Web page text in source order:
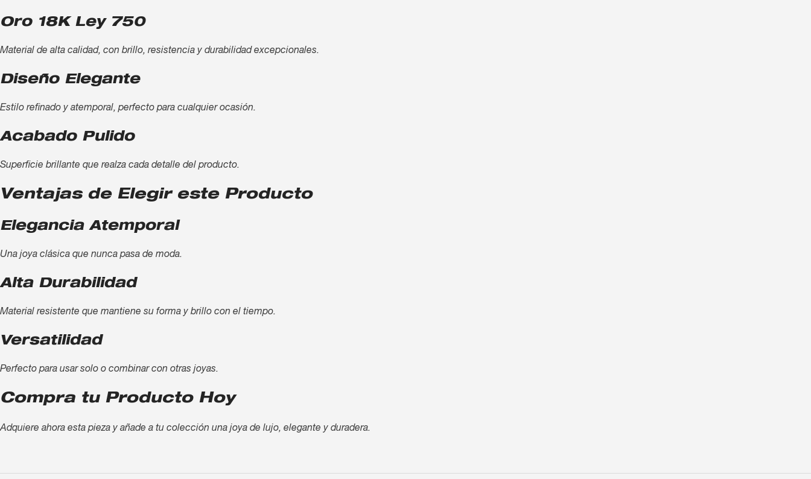
Oro 18K Ley 750
Material de alta calidad, con brillo, resistencia y durabilidad excepcionales.
Diseño Elegante
Estilo refinado y atemporal, perfecto para cualquier ocasión.
Acabado Pulido
Superficie brillante que realza cada detalle del producto.
Ventajas de Elegir este Producto
Elegancia Atemporal
Una joya clásica que nunca pasa de moda.
Alta Durabilidad
Material resistente que mantiene su forma y brillo con el tiempo.
Versatilidad
Perfecto para usar solo o combinar con otras joyas.
Compra tu Producto Hoy
Adquiere ahora esta pieza y añade a tu colección una joya de lujo, elegante y duradera.